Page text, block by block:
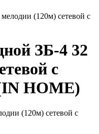
(120м) сетевой с
ЗБ-4 32
с
HOME)